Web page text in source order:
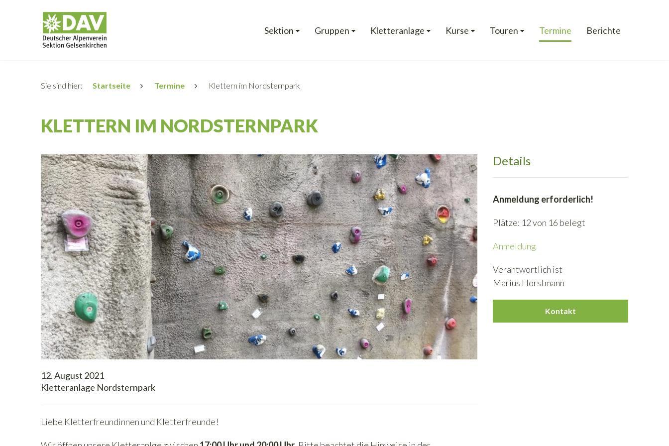
Sektion Gruppen Kletteranlage Kurse Touren Termine Berichte
Sie sind hier: Startseite Termine Klettern im Nordsternpark
KLETTERN IM NORDSTERNPARK
12. August 2021
Kletteranlage Nordsternpark
Liebe Kletterfreundinnen und Kletterfreunde!
Details
Anmeldung erforderlich!
Plätze: 12 von 16 belegt
Anmeldung
Verantwortlich ist
Marius Horstmann
Kontakt